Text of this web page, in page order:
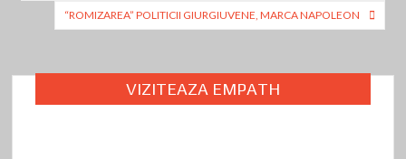
“ROMIZAREA” POLITICII GIURGIUVENE, MARCA NAPOLEON
VIZITEAZA EMPATH